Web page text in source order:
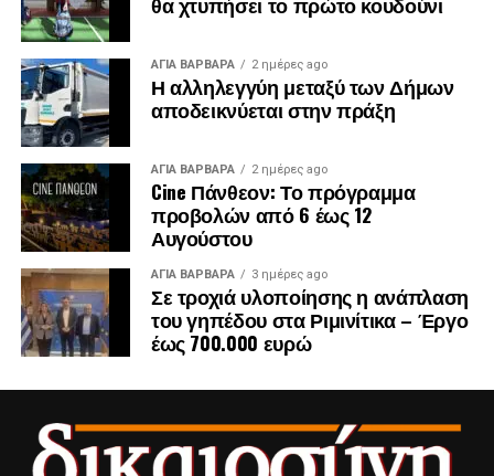
ΑΓΙΑ ΒΑΡΒΑΡΑ 2 ημέρες ago
Η αλληλεγγύη μεταξύ των Δήμων
αποδεικνύεται στην πράξη
ΑΓΙΑ ΒΑΡΒΑΡΑ 2 ημέρες ago
Cine Πάνθεον: Το πρόγραμμα
προβολών από 6 έως 12
Αυγούστου
ΑΓΙΑ ΒΑΡΒΑΡΑ 3 ημέρες ago
Σε τροχιά υλοποίησης η ανάπλαση
του γηπέδου στα Ριμινίτικα – Έργο
έως 700.000 ευρώ